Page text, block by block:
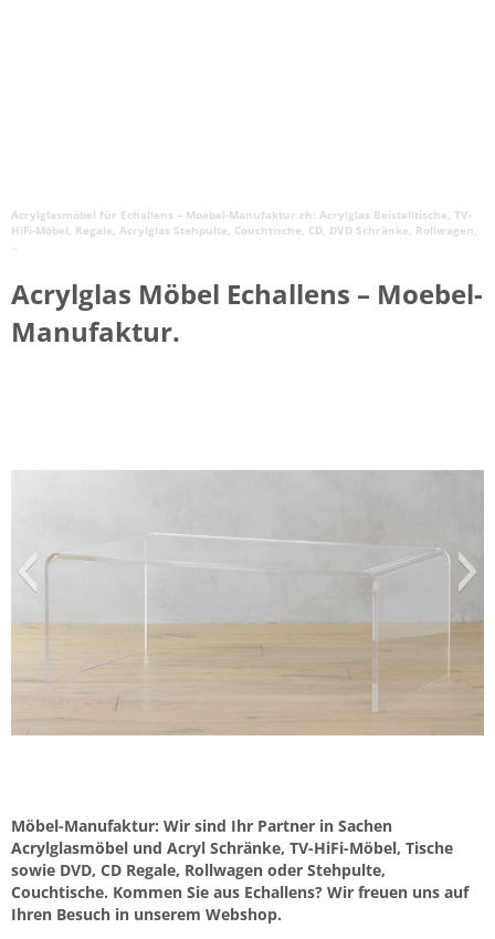
Acrylglasmöbel für Echallens – Moebel-Manufaktur.ch: Acrylglas Beistelltische, TV-
HiFi-Möbel, Regale, Acrylglas Stehpulte, Couchtische, CD, DVD Schränke, Rollwagen,
..
Acrylglas Möbel Echallens – Moebel-
Manufaktur.
Möbel-Manufaktur: Wir sind Ihr Partner in Sachen
Acrylglasmöbel und Acryl Schränke, TV-HiFi-Möbel, Tische
sowie DVD, CD Regale, Rollwagen oder Stehpulte,
Couchtische. Kommen Sie aus Echallens? Wir freuen uns auf
Ihren Besuch in unserem Webshop.